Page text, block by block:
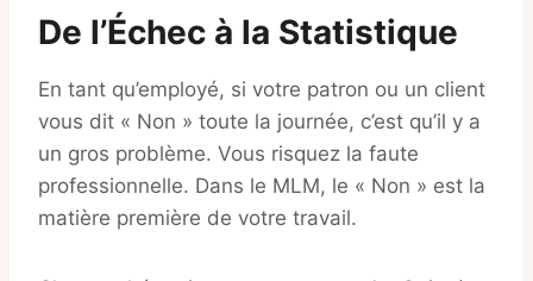
De l’Échec à la Statistique
En tant qu’employé, si votre patron ou un client
vous dit « Non » toute la journée, c’est qu’il y a
un gros problème. Vous risquez la faute
professionnelle. Dans le MLM, le « Non » est la
matière première de votre travail.